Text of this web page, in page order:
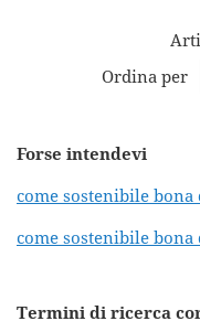
Ordina per
Forse intendevi
come sostenibile
come sostenibile
Termini di ricerca